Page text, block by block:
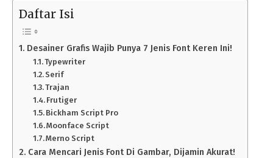
Daftar Isi
Desainer Grafis Wajib Punya 7 Jenis Font Keren Ini!
Typewriter
Serif
Trajan
Frutiger
Bickham Script Pro
Moonface Script
Merno Script
Cara Mencari Jenis Font Di Gambar, Dijamin Akurat!